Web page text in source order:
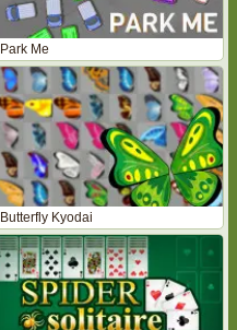
Park Me
Butterfly Kyodai